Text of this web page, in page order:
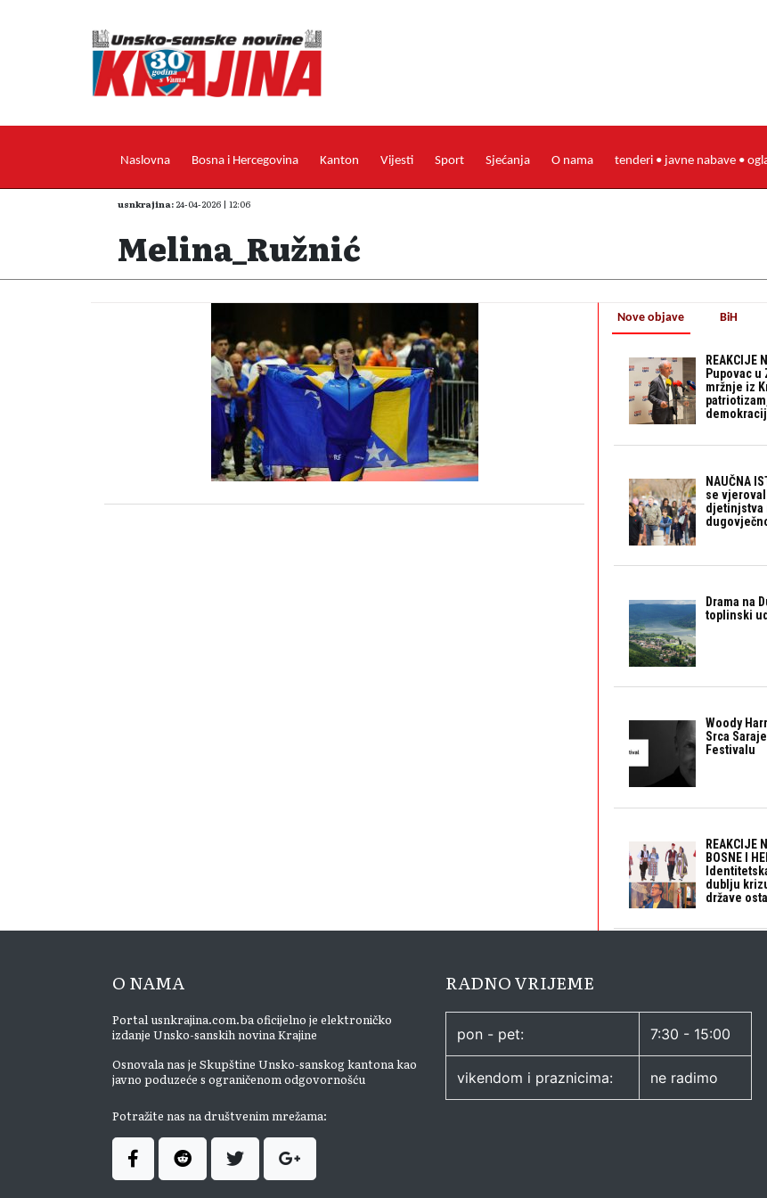
Naslovna Bosna i Hercegovina Kanton Vijesti Sport Sjećanja O nama tenderi • javne nabave •
usnkrajina: 24-04-2026 | 12:06
Melina_Ružnić
Nove objave
REAKCIJE
Pupovac
mržnje iz
NAUČNA
se
djetinjstva
Drama na
toplinski
Woody
Srca
Festivalu
REAKCIJE
BOSNE I
dublju
države
BiH
O NAMA
Portal usnkrajina.com.ba oficijelno je elektroničko
izdanje Unsko-sanskih novina Krajine
Osnovala nas je Skupštine Unsko-sanskog kantona kao
javno poduzeće s ograničenom odgovornošću
Potražite nas na društvenim mrežama:
RADNO VRIJEME
pon - pet: 7:30 - 15:00
vikendom i praznicima: ne radimo